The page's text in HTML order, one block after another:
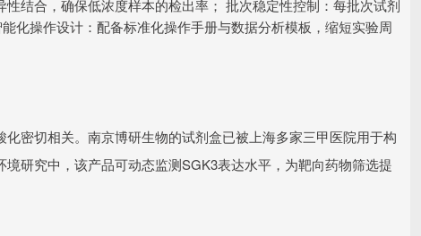
结合，确保低浓度样本的检出率； 批次稳定性控制：每批次试剂
化操作设计：配备标准化操作手册与数据分析模板，缩短实验周
密切相关。南京博研生物的试剂盒已被上海多家三甲医院用于构
研究中，该产品可动态监测SGK3表达水平，为靶向药物筛选提